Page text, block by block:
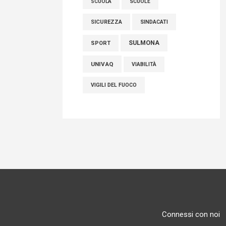
SCUOLA
SICUREZZA SINDACATI
SPORT SULMONA
UNIVAQ VIABILITÀ
VIGILI DEL FUOCO
Connessi con noi